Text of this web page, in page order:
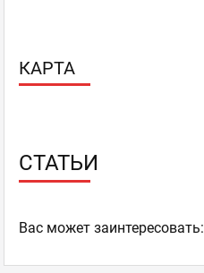
КАРТА
СТАТЬИ
Ваc может заинтересовать: